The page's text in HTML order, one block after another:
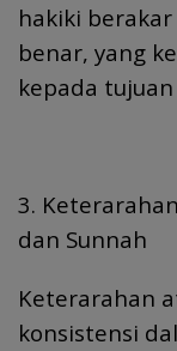
hakiki
benar, yang
kepada
3.
dan Sunnah
Keterarahan
konsistensi